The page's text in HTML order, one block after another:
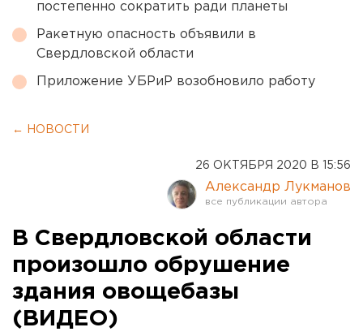
постепенно сократить ради планеты
Ракетную опасность объявили в
Свердловской области
Приложение УБРиР возобновило работу
← НОВОСТИ
26 ОКТЯБРЯ 2020 В 15:56
Александр Лукманов
В Свердловской области
произошло обрушение
здания овощебазы
(ВИДЕО)